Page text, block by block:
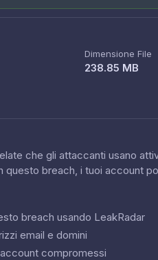
Dimensione File
238.85 MB
che gli attaccanti usano
questo breach, i tuoi account
breach usando LeakRadar
email e domini
compromessi